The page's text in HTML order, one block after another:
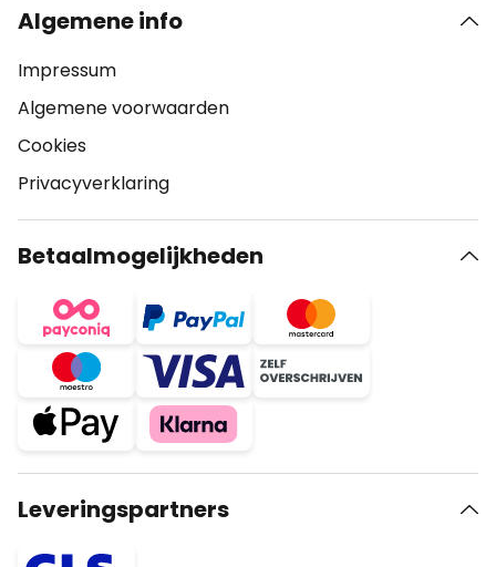
Algemene info
Impressum
Algemene voorwaarden
Cookies
Privacyverklaring
Betaalmogelijkheden
Leveringspartners